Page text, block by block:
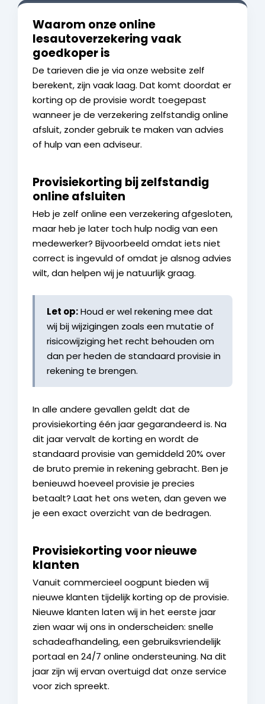
Waarom onze online
lesautoverzekering vaak
goedkoper is
De tarieven die je via onze website zelf
berekent, zijn vaak laag. Dat komt doordat er
korting op de provisie wordt toegepast
wanneer je de verzekering zelfstandig online
afsluit, zonder gebruik te maken van advies
of hulp van een adviseur.
Provisiekorting bij zelfstandig
online afsluiten
Heb je zelf online een verzekering afgesloten,
maar heb je later toch hulp nodig van een
medewerker? Bijvoorbeeld omdat iets niet
correct is ingevuld of omdat je alsnog advies
wilt, dan helpen wij je natuurlijk graag.
Let op:Houd er wel rekening mee dat
wij bij wijzigingen zoals een mutatie of
risicowijziging het recht behouden om
dan per heden de standaard provisie in
rekening te brengen.
In alle andere gevallen geldt dat de
provisiekorting één jaar gegarandeerd is. Na
dit jaar vervalt de korting en wordt de
standaard provisie van gemiddeld 20% over
de bruto premie in rekening gebracht. Ben je
benieuwd hoeveel provisie je precies
betaalt? Laat het ons weten, dan geven we
je een exact overzicht van de bedragen.
Provisiekorting voor nieuwe
klanten
Vanuit commercieel oogpunt bieden wij
nieuwe klanten tijdelijk korting op de provisie.
Nieuwe klanten laten wij in het eerste jaar
zien waar wij ons in onderscheiden: snelle
schadeafhandeling, een gebruiksvriendelijk
portaal en 24/7 online ondersteuning. Na dit
jaar zijn wij ervan overtuigd dat onze service
voor zich spreekt.